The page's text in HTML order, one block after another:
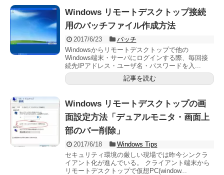
Windows リモートデスクトップ接続
用のバッチファイル作成方法
2017/6/23
バッチ
Windowsからリモートデスクトップで他の
Windows端末・サーバにログインする際、毎回接
続先IPアドレス・ユーザ名・パスワードを入...
記事を読む
Windows リモートデスクトップの画
面設定方法「デュアルモニタ・画面上
部のバー削除」
2017/6/18
Windows Tips
セキュリティ環境の厳しい現場では昨今シンクラ
イアント化が進んでいる。 クライアント端末から
リモートデスクトップで仮想PC(window...